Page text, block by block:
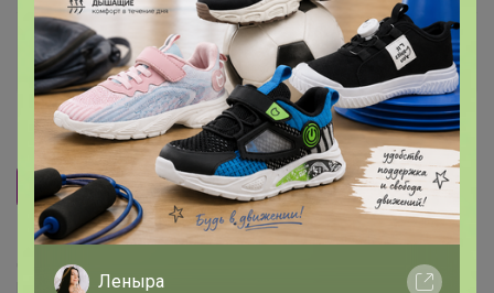
Доставка ~ 7 дней с момента включения в
счет
После 15 августа 2026 г.
Производитель
Upak land
регламентом выкупа
договором оферты
Леныра